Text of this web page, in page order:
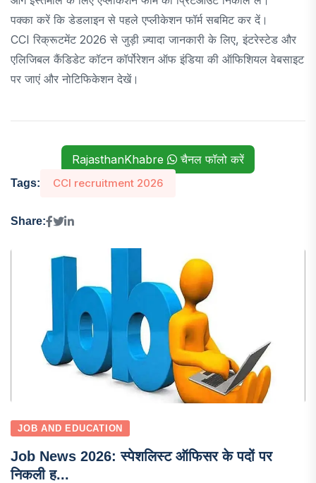
पक्का करें कि डेडलाइन से पहले एप्लीकेशन फॉर्म सबमिट कर दें।
CCI रिक्रूटमेंट 2026 से जुड़ी ज़्यादा जानकारी के लिए, इंटरेस्टेड और
एलिजिबल कैंडिडेट कॉटन कॉर्पोरेशन ऑफ इंडिया की ऑफिशियल वेबसाइट
पर जाएं और नोटिफिकेशन देखें।
RajasthanKhabre चैनल फॉलो करें
Tags: CCI recruitment 2026
Share:
JOB AND EDUCATION
Job News 2026: स्पेशलिस्ट ऑफिसर के पदों पर
निकली ह...